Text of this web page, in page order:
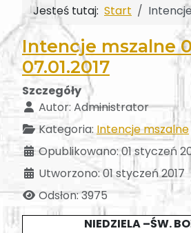
Jesteś tutaj: Start
Intencje mszalne
07.01.2017
Szczegóły
Autor: Administrator
Kategoria: Intencje mszalne
Opublikowano: 01 styczeń
Utworzono: 01 styczeń 2017
Odsłon: 3975
NIEDZIELA –ŚW.